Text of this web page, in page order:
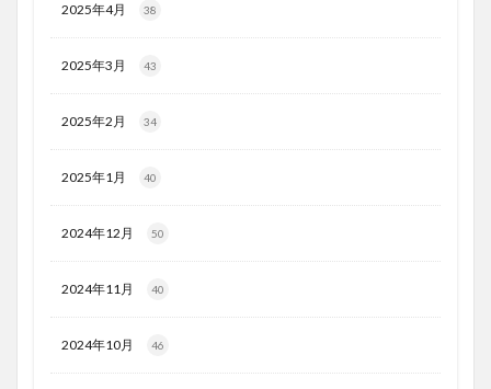
2025年4月 38
2025年3月 43
2025年2月 34
2025年1月 40
2024年12月 50
2024年11月 40
2024年10月 46